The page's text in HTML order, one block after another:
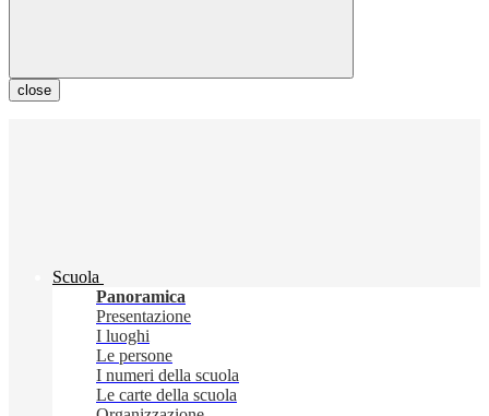
close
Scuola
Panoramica
Presentazione
I luoghi
Le persone
I numeri della scuola
Le carte della scuola